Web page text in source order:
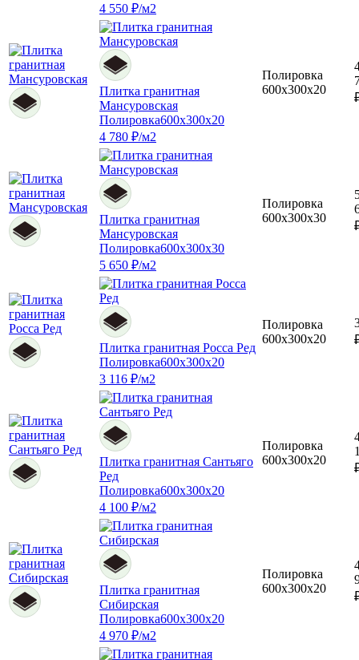
4 550 ₽/м2
Плитка гранитная
Мансуровская
Полировка600x300x20
4 780 ₽/м2
Полировка
600x300x20
Плитка гранитная
Мансуровская
Полировка600x300x30
5 650 ₽/м2
Полировка
600x300x30
Плитка гранитная Росса Ред
Полировка600x300x20
3 116 ₽/м2
Полировка
600x300x20
Плитка гранитная Сантьяго
Ред
Полировка600x300x20
4 100 ₽/м2
Полировка
600x300x20
Плитка гранитная
Сибирская
Полировка600x300x20
4 970 ₽/м2
Полировка
600x300x20